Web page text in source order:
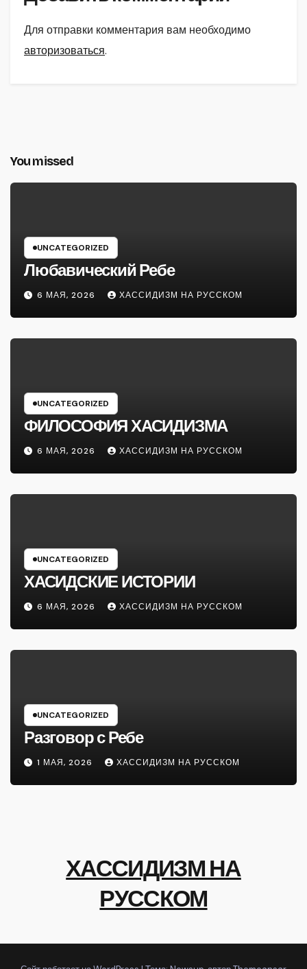
Для отправки комментария вам необходимо
авторизоваться.
You missed
UNCATEGORIZED
Любавический Ребе
6 МАЯ, 2026 ХАССИДИЗМ НА РУССКОМ
UNCATEGORIZED
ФИЛОСОФИЯ ХАСИДИЗМА
6 МАЯ, 2026 ХАССИДИЗМ НА РУССКОМ
UNCATEGORIZED
ХАСИДСКИЕ ИСТОРИИ
6 МАЯ, 2026 ХАССИДИЗМ НА РУССКОМ
UNCATEGORIZED
Разговор с Ребе
1 МАЯ, 2026 ХАССИДИЗМ НА РУССКОМ
ХАССИДИЗМ НА
РУССКОМ